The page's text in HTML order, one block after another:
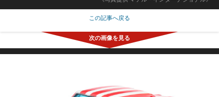
この記事へ戻る